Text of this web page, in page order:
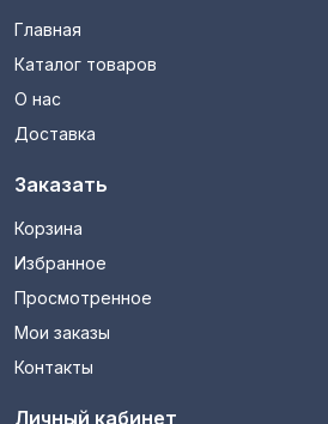
Главная
Каталог товаров
О нас
Доставка
Заказать
Корзина
Избранное
Просмотренное
Мои заказы
Контакты
Личный кабинет